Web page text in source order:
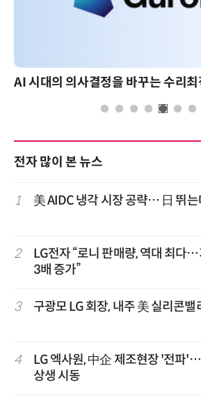
전자 많이 본 뉴스
1 美 AIDC 냉각 시장 공략… 日 뛰는
2
LG전자 “로니 판매량, 역대 최다…
3배 증가”
3 구광모 LG 회장, 내주 美 실리콘
4
LG 엑사원, 中企 제조현장 '전파
상생 시동